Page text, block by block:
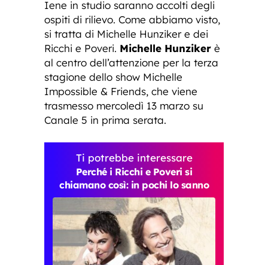
Iene in studio saranno accolti degli
ospiti di rilievo. Come abbiamo visto,
si tratta di Michelle Hunziker e dei
Ricchi e Poveri. Michelle Hunziker è
al centro dell’attenzione per la terza
stagione dello show Michelle
Impossible & Friends, che viene
trasmesso mercoledì 13 marzo su
Canale 5 in prima serata.
Ti potrebbe interessare
Perché i Ricchi e Poveri si
chiamano così: in pochi lo sanno